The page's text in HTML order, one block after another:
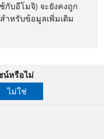
กับอีโมจิ) จะยังคงถูก
าหรับข้อมูลเพิ่มเติม
น์หรือไม่
ไม่ใช่